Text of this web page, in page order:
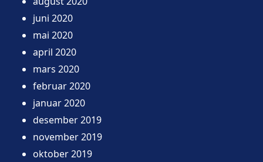
juni 2020
mai 2020
april 2020
mars 2020
februar 2020
januar 2020
desember 2019
november 2019
oktober 2019